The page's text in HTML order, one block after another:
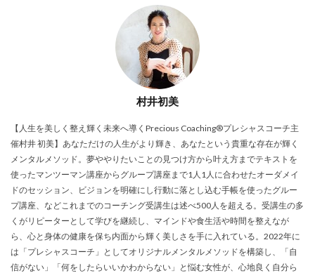
村井初美
【人生を美しく整え輝く未来へ導くPrecious Coaching®プレシャスコーチ主
催村井 初美】あなただけの人生がより輝き、あなたという貴重な存在が輝く
メンタルメソッド。夢ややりたいことの見つけ方から叶え方までテキストを
使ったマンツーマン講座からグループ講座まで1人1人に合わせたオーダメイ
ドのセッション、ビジョンを明確にし行動に落とし込む手帳を使ったグルー
プ講座、などこれまでのコーチング受講生は述べ500人を超える。受講生の多
くがリピーターとして学びを継続し、マインドや食生活や時間を整えなが
ら、心と身体の健康を保ち内面から輝く美しさを手に入れている。2022年に
は「プレシャスコーチ」としてオリジナルメンタルメソッドを構築し、「自
信がない」「何をしたらいいかわからない」と悩む女性が、心地良く自分ら